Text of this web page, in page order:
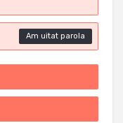
Am uitat parola